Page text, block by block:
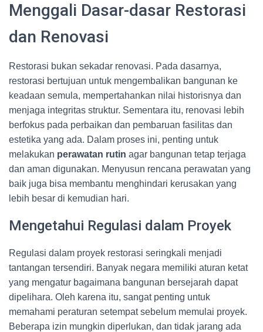
Menggali Dasar-dasar Restorasi
dan Renovasi
Restorasi bukan sekadar renovasi. Pada dasarnya,
restorasi bertujuan untuk mengembalikan bangunan ke
keadaan semula, mempertahankan nilai historisnya dan
menjaga integritas struktur. Sementara itu, renovasi lebih
berfokus pada perbaikan dan pembaruan fasilitas dan
estetika yang ada. Dalam proses ini, penting untuk
melakukan perawatan rutin agar bangunan tetap terjaga
dan aman digunakan. Menyusun rencana perawatan yang
baik juga bisa membantu menghindari kerusakan yang
lebih besar di kemudian hari.
Mengetahui Regulasi dalam Proyek
Regulasi dalam proyek restorasi seringkali menjadi
tantangan tersendiri. Banyak negara memiliki aturan ketat
yang mengatur bagaimana bangunan bersejarah dapat
dipelihara. Oleh karena itu, sangat penting untuk
memahami peraturan setempat sebelum memulai proyek.
Beberapa izin mungkin diperlukan, dan tidak jarang ada